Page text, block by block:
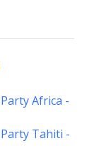
Africa -
Tahiti -